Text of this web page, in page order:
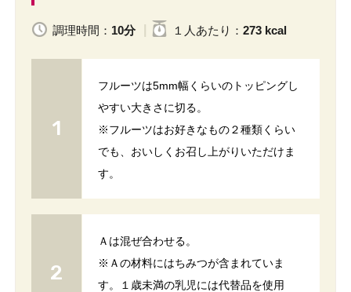
調理時間： 10分 １人 あたり ： 273 kcal
フルーツは5mm幅くらいのトッピングし
やすい大きさに切る。
※フルーツはお好きなもの２種類くらい
でも、おいしくお召し上がりいただけま
す。
Ａは混ぜ合わせる。
※Ａの材料にはちみつが含まれていま
す。１歳未満の乳児には代替品を使用